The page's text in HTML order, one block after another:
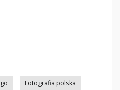
Fotografia polska